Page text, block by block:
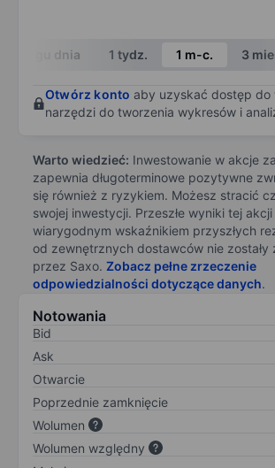
W ciągu dnia 1 tydz. 1 m-c. 3
Otwórz konto aby uzyskać dostęp do
narzędzi do tworzenia wykresów i
Warto wiedzieć: Inwestowanie w akcje
zapewnia długoterminowe pozytywne
się również z ryzykiem. Możesz stracić
swojej inwestycji. Przeszłe wyniki tej akcji
wiarygodnym wskaźnikiem przyszłych
od zewnętrznych dostawców nie zostały
przez Saxo. Zobacz pełne zrzeczenie
odpowiedzialności dotyczące danych.
Notowania
Bid
Ask
Otwarcie
Poprzednie zamknięcie
Wolumen
Wolumen względny